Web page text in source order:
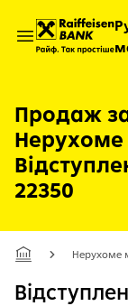
Відкрити меню
Продаж
22350
Нерухоме